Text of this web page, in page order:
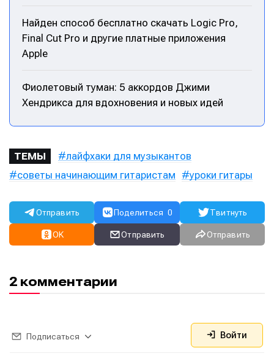
Найден способ бесплатно скачать Logic Pro,
Final Cut Pro и другие платные приложения
Apple
Фиолетовый туман: 5 аккордов Джими
Хендрикса для вдохновения и новых идей
ТЕМЫ
лайфхаки для музыкантов
советы начинающим гитаристам
уроки гитары
Отправить Поделиться 0 Твитнуть
OK Отправить Отправить
2 комментарии
Подписаться Войти